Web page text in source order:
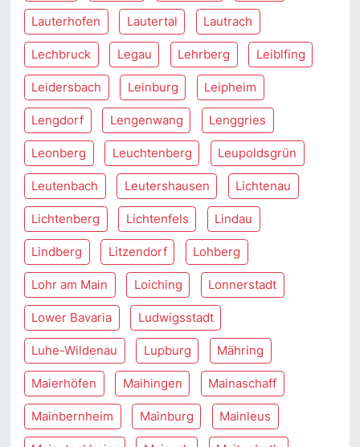
Lauterhofen Lautertal Lautrach
Lechbruck Legau Lehrberg Leiblfing
Leidersbach Leinburg Leipheim
Lengdorf Lengenwang Lenggries
Leonberg Leuchtenberg Leupoldsgrün
Leutenbach Leutershausen Lichtenau
Lichtenberg Lichtenfels Lindau
Lindberg Litzendorf Lohberg
Lohr am Main Loiching Lonnerstadt
Lower Bavaria Ludwigsstadt
Luhe-Wildenau Lupburg Mähring
Maierhöfen Maihingen Mainaschaff
Mainbernheim Mainburg Mainleus